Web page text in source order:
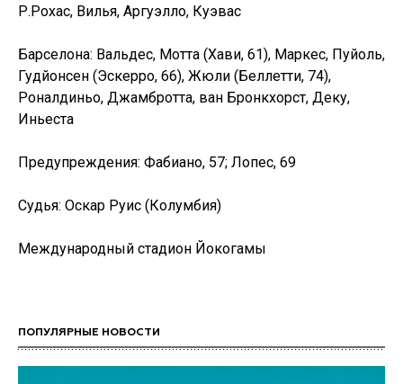
Р.Рохас, Вилья, Аргуэлло, Куэвас
Барселона: Вальдес, Мотта (Хави, 61), Маркес, Пуйоль,
Гудйонсен (Эскерро, 66), Жюли (Беллетти, 74),
Роналдиньо, Джамбротта, ван Бронкхорст, Деку,
Иньеста
Предупреждения: Фабиано, 57; Лопес, 69
Судья: Оскар Руис (Колумбия)
Международный стадион Йокогамы
ПОПУЛЯРНЫЕ НОВОСТИ